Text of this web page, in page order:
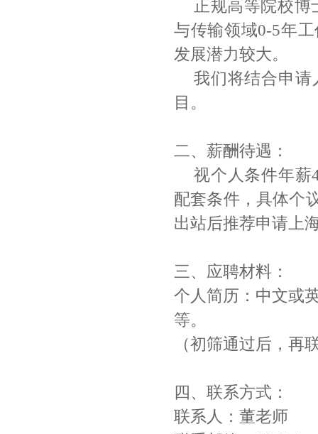
正规高等院校博
与传输领域0-5年
发展潜力较大。
我们将结合申
目。
二、薪酬待遇：
视个人条件年薪
配套条件，具体个
出站后推荐申请上
三、应聘材料：
个人简历：中文或
等。
（初筛通过后，再
四、联系方式：
联系人：董老师